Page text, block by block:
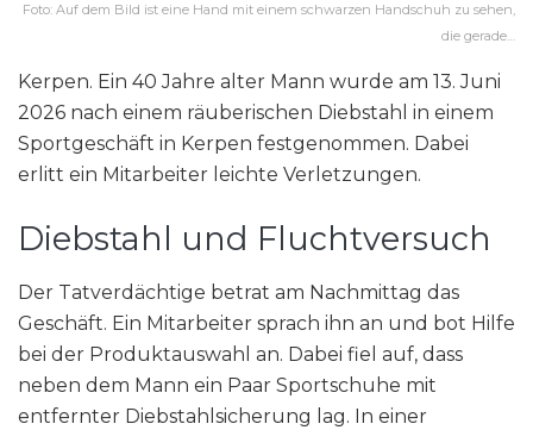
Foto: Auf dem Bild ist eine Hand mit einem schwarzen Handschuh zu sehen,
die gerade…
Kerpen. Ein 40 Jahre alter Mann wurde am 13. Juni
2026 nach einem räuberischen Diebstahl in einem
Sportgeschäft in Kerpen festgenommen. Dabei
erlitt ein Mitarbeiter leichte Verletzungen.
Diebstahl und Fluchtversuch
Der Tatverdächtige betrat am Nachmittag das
Geschäft. Ein Mitarbeiter sprach ihn an und bot Hilfe
bei der Produktauswahl an. Dabei fiel auf, dass
neben dem Mann ein Paar Sportschuhe mit
entfernter Diebstahlsicherung lag. In einer